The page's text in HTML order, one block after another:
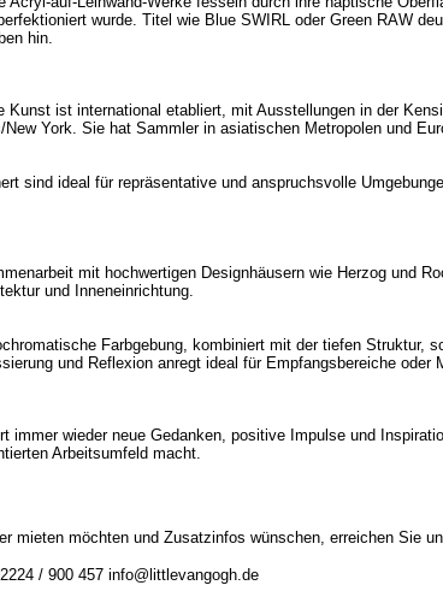
wurde. Titel wie Blue SWIRL oder Green RAW
hin.
Kunst ist international etabliert, mit Ausstellungen in der
New York. Sie hat Sammler in asiatischen Metropolen und
sind ideal für repräsentative und anspruchsvolle
mit hochwertigen Designhäusern wie Herzog und
und Inneneinrichtung.
Farbgebung, kombiniert mit der tiefen Struktur,
und Reflexion anregt ideal für Empfangsbereiche oder
immer wieder neue Gedanken, positive Impulse und
Arbeitsumfeld macht.
mieten möchten und Zusatzinfos wünschen, erreichen Sie
/ 900 457 info@littlevangogh.de